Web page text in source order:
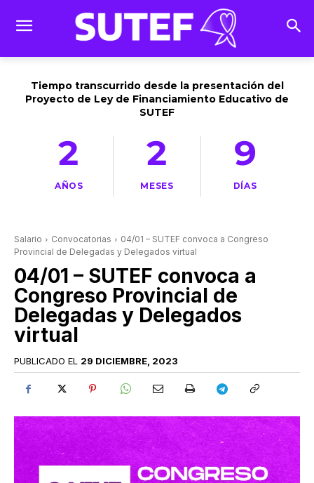
Tiempo transcurrido desde la presentación del
Proyecto de Ley de Financiamiento Educativo de
SUTEF
2
AÑOS
2
MESES
9
DÍAS
Salario Convocatorias
04/01 – SUTEF convoca a Congreso
Provincial de Delegadas y Delegados virtual
04/01 – SUTEF convoca a
Congreso Provincial de
Delegadas y Delegados
virtual
PUBLICADO EL 29 DICIEMBRE, 2023